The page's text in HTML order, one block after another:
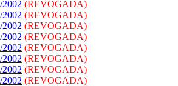
(REVOGADA)
(REVOGADA)
(REVOGADA)
(REVOGADA)
(REVOGADA)
(REVOGADA)
(REVOGADA)
(REVOGADA)